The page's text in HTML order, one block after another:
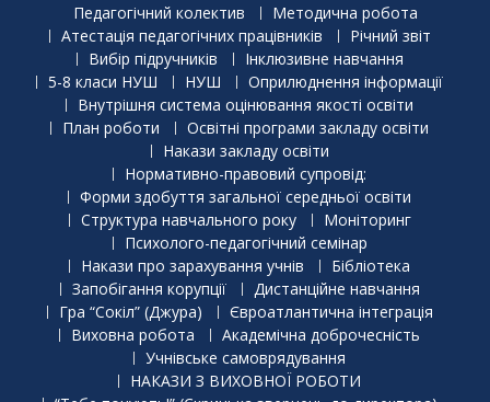
Педагогічний колектив
Методична робота
Атестація педагогічних працівників
Річний звіт
Вибір підручників
Інклюзивне навчання
5-8 класи НУШ
НУШ
Оприлюднення інформації
Внутрішня система оцінювання якості освіти
План роботи
Освітні програми закладу освіти
Накази закладу освіти
Нормативно-правовий супровід:
Форми здобуття загальної середньої освіти
Структура навчального року
Моніторинг
Психолого-педагогічний семінар
Накази про зарахування учнів
Бібліотека
Запобігання корупції
Дистанційне навчання
Гра “Сокіл” (Джура)
Євроатлантична інтеграція
Виховна робота
Академічна доброчесність
Учнівське самоврядування
НАКАЗИ З ВИХОВНОЇ РОБОТИ